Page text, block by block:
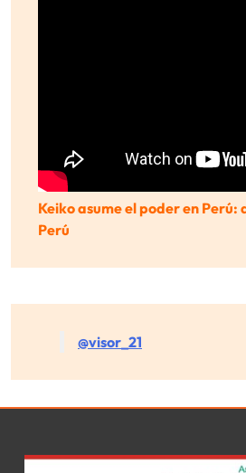
Keiko asume el poder en Perú:
Perú
@visor_21